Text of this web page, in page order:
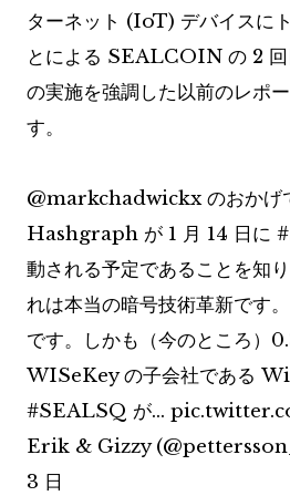
ターネット (IoT) デバイスに
とによる SEALCOIN の 2
の実施を強調した以前のレポ
す。
@markchadwickx のおかげ
Hashgraph が 1 月 14 日に
動される予定であることを知
れは本当の暗号技術革新です
です。しかも（今のところ）
WISeKey の子会社である
#SEALSQ が…
Erik & Gizzy
3 日